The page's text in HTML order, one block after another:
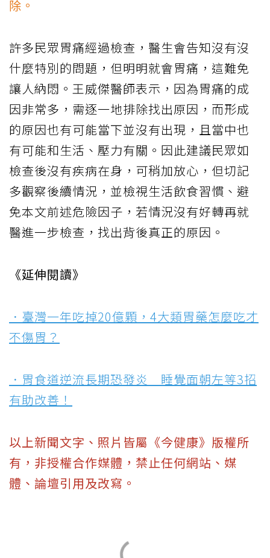
除。
許多民眾胃痛經過檢查，醫生會告知沒有沒
什麼特別的問題，但明明就會胃痛，這難免
讓人納悶。王威傑醫師表示，因為胃痛的成
因非常多，需逐一地排除找出原因，而形成
的原因也有可能當下並沒有出現，且當中也
有可能和生活、壓力有關。因此建議民眾如
檢查後沒有疾病在身，可稍加放心，但切記
多觀察後續情況，並檢視生活飲食習慣、避
免本文前述危險因子，若情況沒有好轉再就
醫進一步檢查，找出背後真正的原因。
《延伸閱讀》
．臺灣一年吃掉20億顆，4大類胃藥怎麼吃才
不傷胃？
．胃食道逆流長期恐發炎 睡覺面朝左等3招
有助改善！
以上新聞文字、照片皆屬《今健康》版權所
有，非授權合作媒體，禁止任何網站、媒
體、論壇引用及改寫。